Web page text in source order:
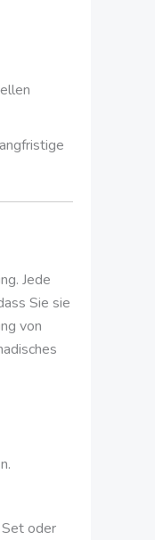
Jede
Sie sie
von
Set oder